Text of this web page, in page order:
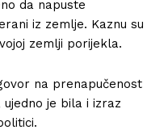
da napuste
iz zemlje. Kaznu su
zemlji porijekla.
na prenapučenost
je bila i izraz